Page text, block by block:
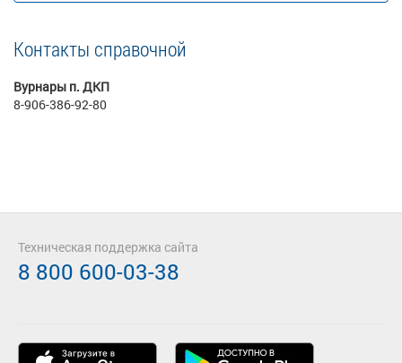
Контакты справочной
Вурнары п. ДКП
8-906-386-92-80
Техническая поддержка сайта
8 800 600-03-38